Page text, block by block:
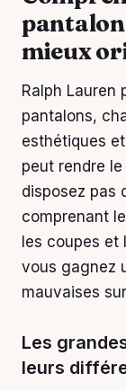
mieux
Ralph Lauren
pantalons,
esthétiques
peut rendre
disposez pas
comprenant
les coupes
vous gagnez
mauvaises
Les
leurs